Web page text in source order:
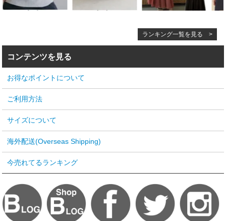
ランキング一覧を見る >
コンテンツを見る
お得なポイントについて
ご利用方法
サイズについて
海外配送(Overseas Shipping)
今売れてるランキング